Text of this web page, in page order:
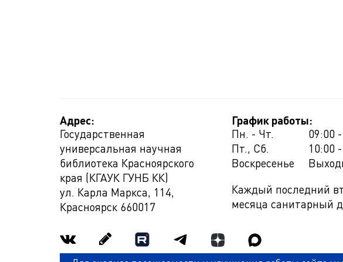
Адрес:
Государственная
универсальная научная
библиотека Красноярского
края (КГАУК ГУНБ КК)
ул. Карла Маркса, 114,
Красноярск 660017
График работы:
Пн. - Чт.
09:00
Пт., Сб.
10:00
Воскресенье
Каждый последний
месяца санитарный